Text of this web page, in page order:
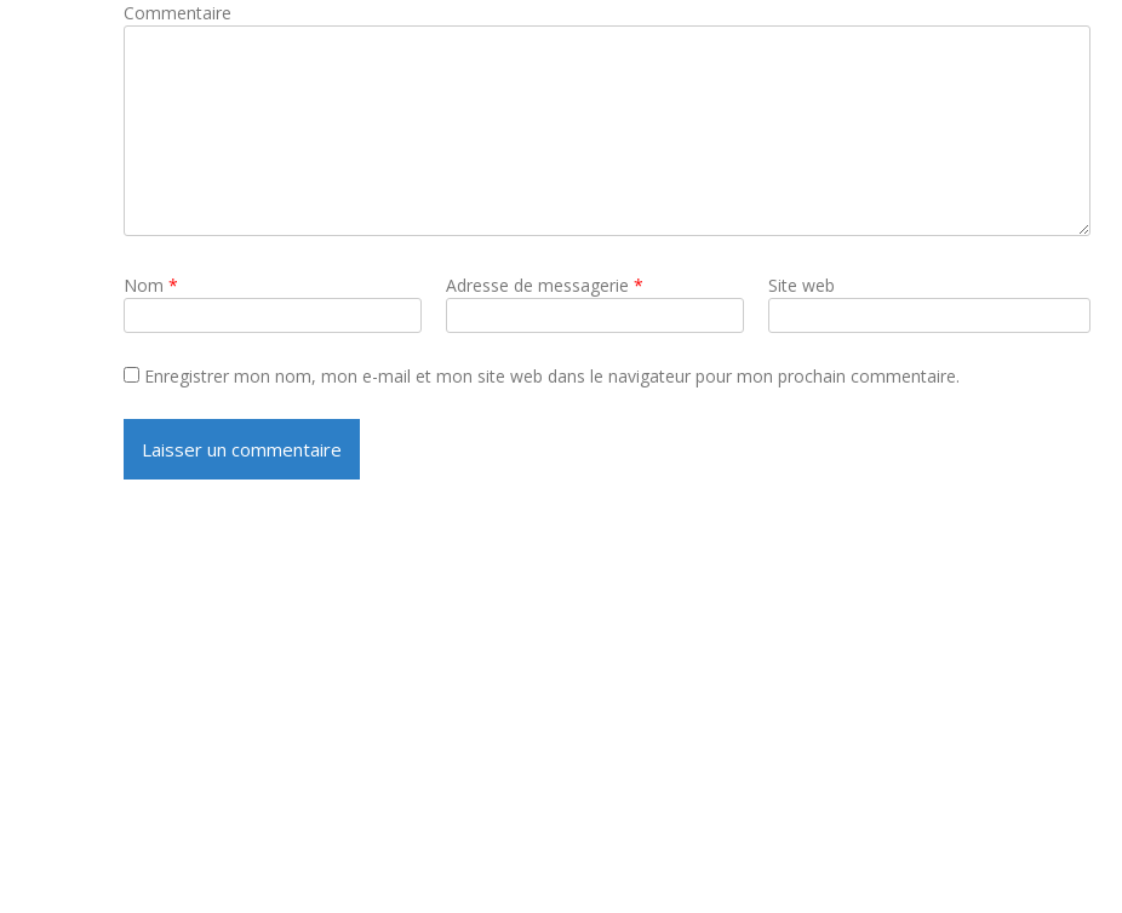
Commentaire
Nom * Adresse de messagerie * Site web
Enregistrer mon nom, mon e-mail et mon site web dans le navigateur pour mon prochain commentaire.